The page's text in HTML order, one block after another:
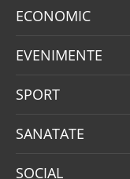
ECONOMIC
EVENIMENTE
SPORT
SANATATE
SOCIAL